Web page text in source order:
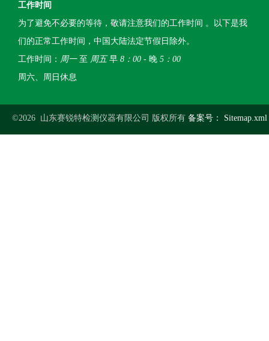
工作时间
为了避免不必要的等待，敬请注意我们的工作时间 。以下是我
们的正常工作时间，中国大陆法定节假日除外。
工作时间： 周一至 周五早 8：00 - 晚 5：00
周六、周日休息
©2026 山东赛锐特检测仪器有限公司 版权所有 备案号： Sitemap.xml